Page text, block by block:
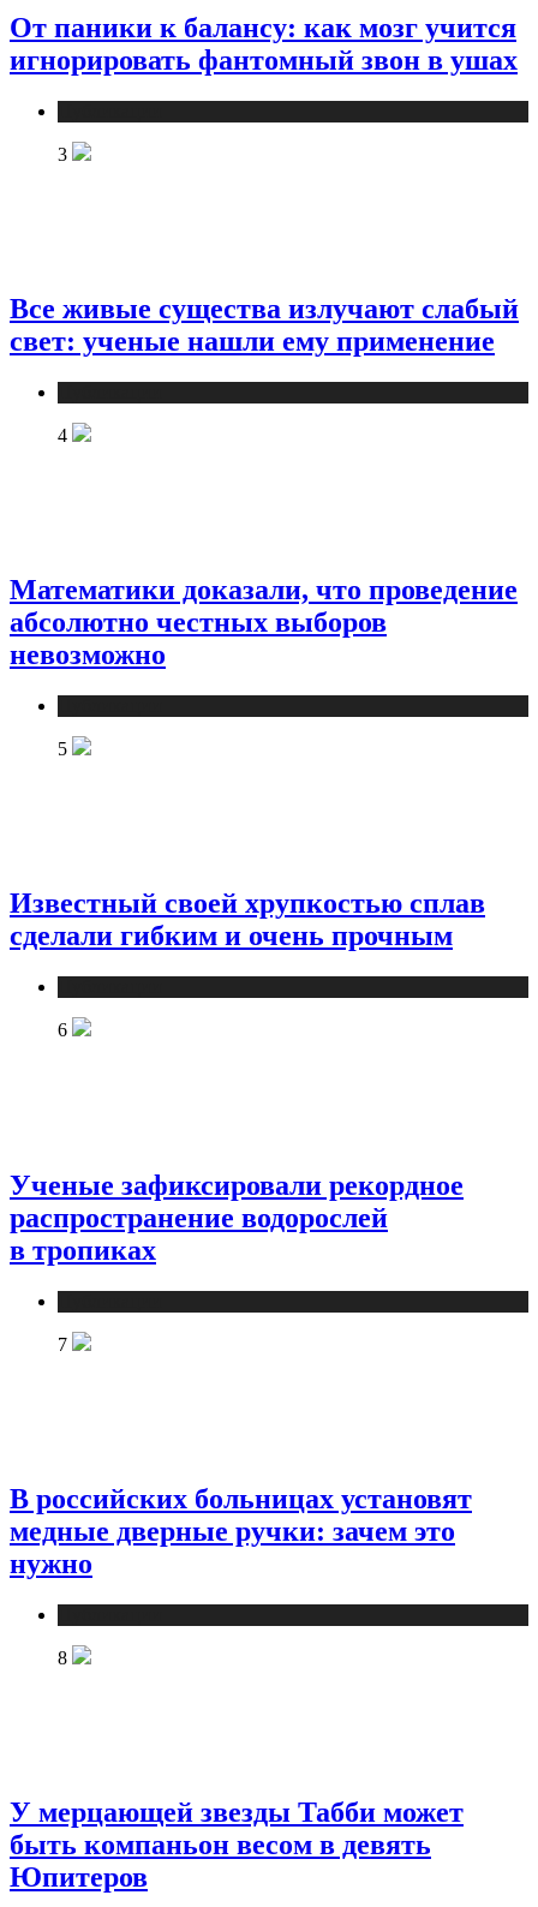
От паники к балансу: как мозг учится
игнорировать фантомный звон в ушах
3
Все живые существа излучают слабый
свет: ученые нашли ему применение
4
Математики доказали, что проведение
абсолютно честных выборов
невозможно
5
Известный своей хрупкостью сплав
сделали гибким и очень прочным
6
Ученые зафиксировали рекордное
распространение водорослей
в тропиках
7
В российских больницах установят
медные дверные ручки: зачем это
нужно
8
У мерцающей звезды Табби может
быть компаньон весом в девять
Юпитеров